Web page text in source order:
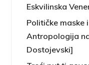
Eskvilinska
Političke maske
Antropologija
Dostojevski]